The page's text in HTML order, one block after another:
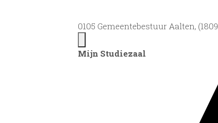
0105 Gemeentebestuur Aalten,
Mijn Studiezaal